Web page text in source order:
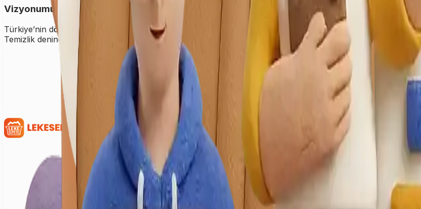
Vizyonumuz
Türkiye’nin dört bir yanında temizlik sektörünü dijitalleştirerek, her şehirde kullanıcıların temizlik
Temizlik denince akla gelen ilk ve en kapsamlı dijital platform olmak.